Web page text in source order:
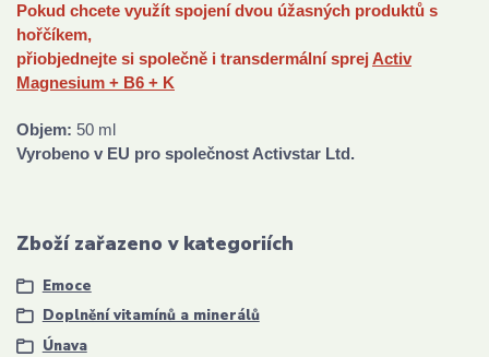
Pokud chcete využít spojení dvou úžasných produktů s
hořčíkem,
přiobjednejte si společně i transdermální sprej Activ
Magnesium + B6 + K
Objem: 50 ml
Vyrobeno v EU pro společnost Activstar Ltd.
Zboží zařazeno v kategoriích
Emoce
Doplnění vitamínů a minerálů
Únava